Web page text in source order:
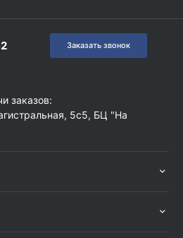
Заказать звонок
заказов:
5с5, БЦ "На